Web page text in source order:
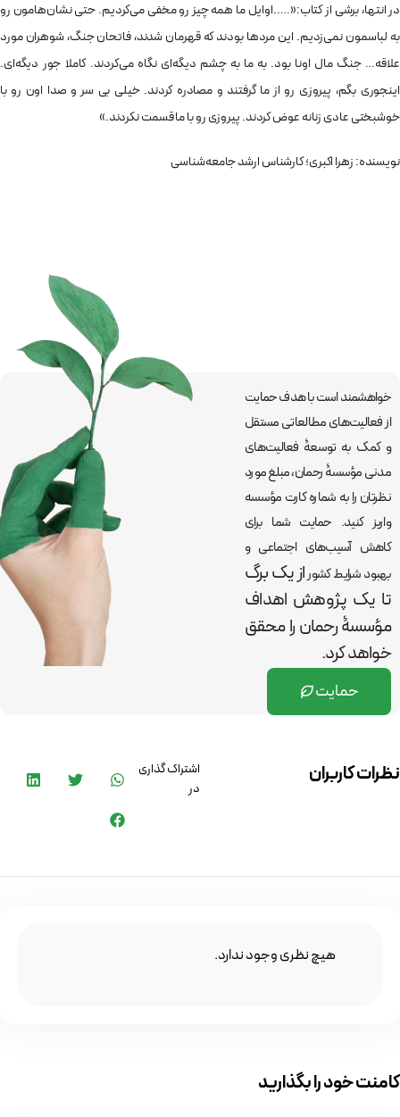
در انتها، برشی از کتاب:«…..اوایل ما همه چیز رو مخفی می‌کردیم. حتی نشان‌هامون رو
به لباسمون نمی‌زدیم. این مردها بودند که قهرمان شدند، فاتحان جنگ، شوهران مورد
علاقه… جنگ مال اونا بود. به ما به چشم دیگه‌ای نگاه می‌کردند. کاملا جور دیگه‌ای.
اینجوری بگم، پیروزی رو از ما گرفتند و مصادره کردند. خیلی بی سر و صدا اون رو با
خوشبختی عادی زنانه عوض کردند. پیروزی رو با ما قسمت نکردند.»
نویسنده: زهرا اکبری؛ کارشناس ارشد جامعه‌شناسی
خواهشمند است با هدف حمایت
از فعالیت‌های مطالعاتی مستقل
و کمک به توسعۀ فعالیت‌های
مدنی مؤسسۀ رحمان، مبلغ مورد
نظرتان را به شماره کارت مؤسسه
واریز کنید. حمایت شما برای
کاهش آسیب‌های اجتماعی و
بهبود شرایط کشوراز یک برگ
تا یک پژوهش اهداف
مؤسسۀ رحمان رامحقق
خواهد کرد.
حمایت
نظرات کاربران
اشتراک گذاری
در
هیچ نظری وجود ندارد.
کامنت خود را بگذارید